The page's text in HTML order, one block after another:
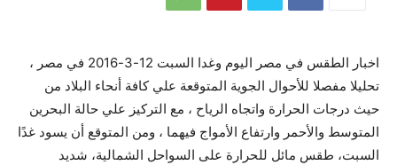
اخبار الطقس في مصر اليوم وغدا السبت 12-3-2016 في مصر ،
تحليلا مفصلا للأحوال الجوية المتوقعة علي كافة أنحاء البلاد من
حيث درجات الحرارة واتجاه الرياح ، مع التركيز علي حالة البحرين
المتوسط والأحمر وارتفاع الأمواج فيهما ، ومن المتوقع أن يسود غدًا
السبت، طقس مائل للحرارة على السواحل الشمالية، شديد